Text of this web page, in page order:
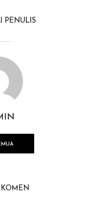
PENULIS
KOMEN